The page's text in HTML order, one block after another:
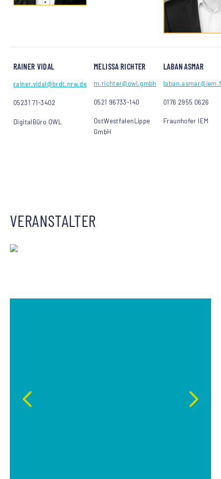
RAINER VIDAL
rainer.vidal@brdt.nrw.de
05231 71-3402
DigitalBüro OWL
MELISSA RICHTER
m.richter@owl.gmbh
0521 96733-140
OstWestfalenLippe
GmbH
LABAN ASMAR
laban.asmar
0176 2955 0626
Fraunhofer IEM
VERANSTALTER